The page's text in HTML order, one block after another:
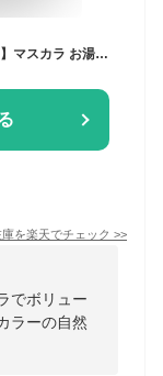
＼楽天1位／【10%offクーポン対象!〜26日9:59】マスカラ お湯オフ ボリューム ウォータープルーフ 繊維 入り お湯で落ちる 落ちない お湯で落とせる ロング 最強 無 添加 マスカラ美容液 まつ毛【ラグシア 映えマスカラ ロング＆ラスティング 1本】
を楽天でチェック >>
でボリュー
ラーの自然